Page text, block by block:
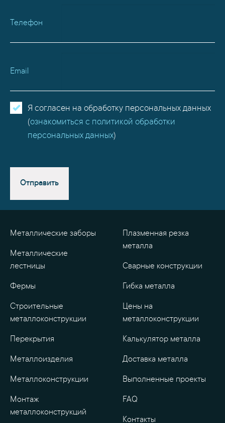
Телефон
Email
Я согласен на обработку персональных данных
(ознакомиться с политикой обработки
персональных данных)
Отправить
Металлические заборы
Металлические
лестницы
Фермы
Строительные
металлоконструкции
Перекрытия
Металлоизделия
Металлоконструкции
Монтаж
металлоконструкций
Плазменная резка
металла
Сварные конструкции
Гибка металла
Цены на
металлоконструкции
Калькулятор металла
Доставка металла
Выполненные проекты
FAQ
Контакты